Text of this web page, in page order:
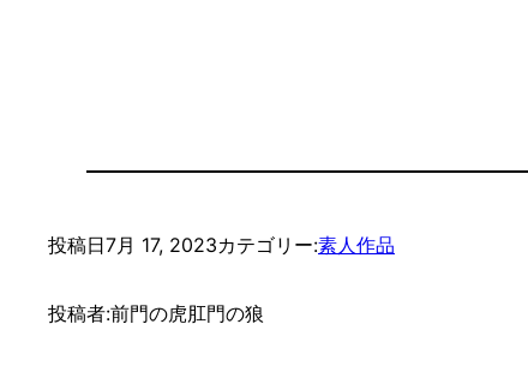
投稿日7月 17, 2023カテゴリー:素人作品
投稿者:前門の虎肛門の狼